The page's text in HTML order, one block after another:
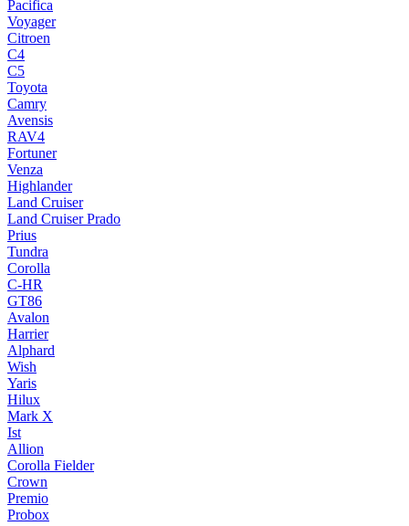
Pacifica
Voyager
Citroen
C4
C5
Toyota
Camry
Avensis
RAV4
Fortuner
Venza
Highlander
Land Cruiser
Land Cruiser Prado
Prius
Tundra
Corolla
C-HR
GT86
Avalon
Harrier
Alphard
Wish
Yaris
Hilux
Mark X
Ist
Allion
Corolla Fielder
Crown
Premio
Probox